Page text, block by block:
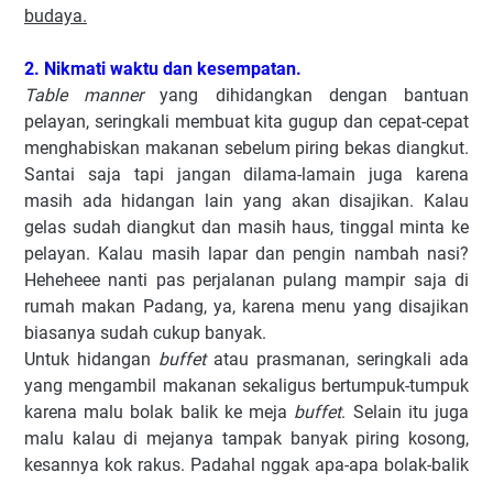
budaya.
2. Nikmati waktu dan kesempatan.
Table manneryang dihidangkan dengan bantuan
pelayan, seringkali membuat kita gugup dan cepat-cepat
menghabiskan makanan sebelum piring bekas diangkut.
Santai saja tapi jangan dilama-lamain juga karena
masih ada hidangan lain yang akan disajikan. Kalau
gelas sudah diangkut dan masih haus, tinggal minta ke
pelayan. Kalau masih lapar dan pengin nambah nasi?
Heheheee nanti pas perjalanan pulang mampir saja di
rumah makan Padang, ya, karena menu yang disajikan
biasanya sudah cukup banyak.
Untuk hidangan buffetatau prasmanan, seringkali ada
yang mengambil makanan sekaligus bertumpuk-tumpuk
karena malu bolak balik ke meja buffet. Selain itu juga
malu kalau di mejanya tampak banyak piring kosong,
kesannya kok rakus. Padahal nggak apa-apa bolak-balik